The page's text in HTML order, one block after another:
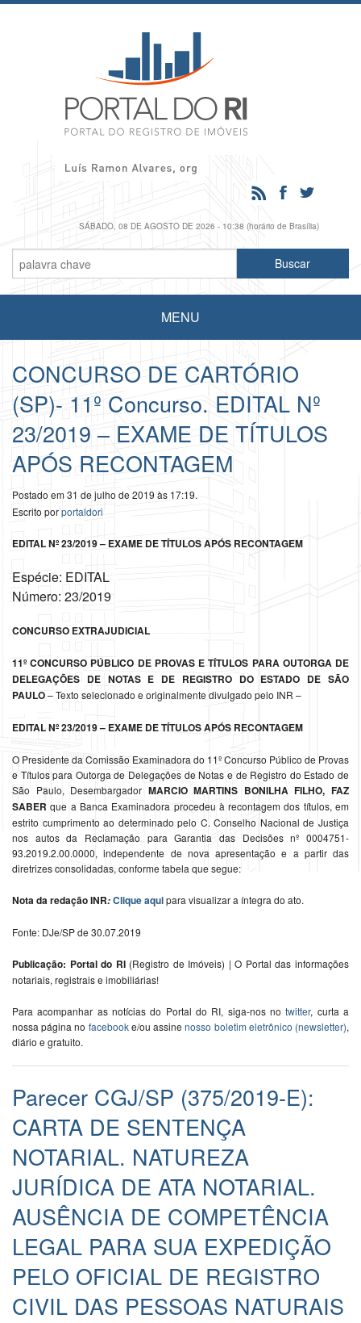
SÁBADO, 08 DE AGOSTO DE 2026 - 10:38 (horário de Brasília)
MENU
CONCURSO DE CARTÓRIO
(SP)- 11º Concurso. EDITAL Nº
23/2019 – EXAME DE TÍTULOS
APÓS RECONTAGEM
Postado em 31 de julho de 2019 às 17:19.
Escrito porportaldori
EDITAL Nº 23/2019 – EXAME DE TÍTULOS APÓS RECONTAGEM
Espécie: EDITAL
Número: 23/2019
CONCURSO EXTRAJUDICIAL
11º CONCURSO PÚBLICO DE PROVAS E TÍTULOS PARA OUTORGA DE
DELEGAÇÕES DE NOTAS E DE REGISTRO DO ESTADO DE SÃO
PAULO– Texto selecionado e originalmente divulgado pelo INR –
EDITAL Nº 23/2019 – EXAME DE TÍTULOS APÓS RECONTAGEM
O Presidente da Comissão Examinadora do 11º Concurso Público de Provas
e Títulos para Outorga de Delegações de Notas e de Registro do Estado de
São Paulo, Desembargador MARCIO MARTINS BONILHA FILHO, FAZ
SABERque a Banca Examinadora procedeu à recontagem dos títulos, em
estrito cumprimento ao determinado pelo C. Conselho Nacional de Justiça
nos autos da Reclamação para Garantia das Decisões nº 0004751-
93.2019.2.00.0000, independente de nova apresentação e a partir das
diretrizes consolidadas, conforme tabela que segue:
Nota da redaçãoINR:Clique aquipara visualizar a íntegra do ato.
Fonte: DJe/SP de 30.07.2019
Publicação: Portal do RI(Registro de Imóveis) | O Portal das informações
notariais, registrais e imobiliárias!
Para acompanhar as notícias do Portal do RI, siga-nos notwitter, curta a
nossa página no facebooke/ou assinenosso boletim eletrônico (newsletter),
diário e gratuito.
Parecer CGJ/SP (375/2019-E):
CARTA DE SENTENÇA
NOTARIAL. NATUREZA
JURÍDICA DE ATA NOTARIAL.
AUSÊNCIA DE COMPETÊNCIA
LEGAL PARA SUA EXPEDIÇÃO
PELO OFICIAL DE REGISTRO
CIVIL DAS PESSOAS NATURAIS